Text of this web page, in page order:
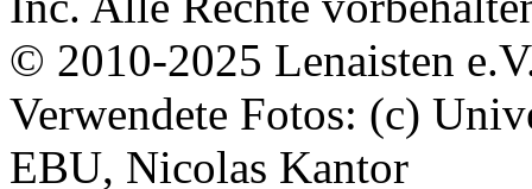
© 2010-2025 Lenaisten
Verwendete Fotos: (c)
EBU, Nicolas Kantor